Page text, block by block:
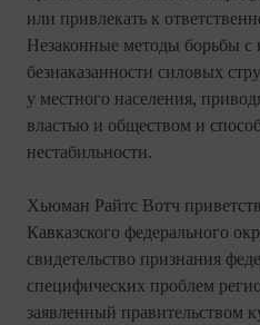
или привлекать к
Незаконные методы борьбы
безнаказанности силовых
у местного населения,
властью и обществом и
нестабильности.
Хьюман Райтс Вотч
Кавказского федерального
свидетельство признания
специфических проблем
заявленный правительством